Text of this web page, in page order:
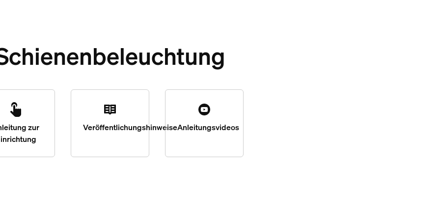
zur
VeröffentlichungshinweiseAnleitungsvideos